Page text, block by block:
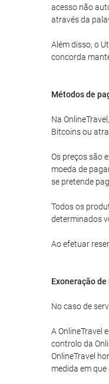
acesso não
através da
Além disso, o
concorda
Métodos de
Na
Bitcoins ou
Os preços são
moeda de
se pretende
Todos os
determinados
Ao efetuar
Exoneração
No caso de
A OnlineTravel
controlo da
OnlineTravel
medida em